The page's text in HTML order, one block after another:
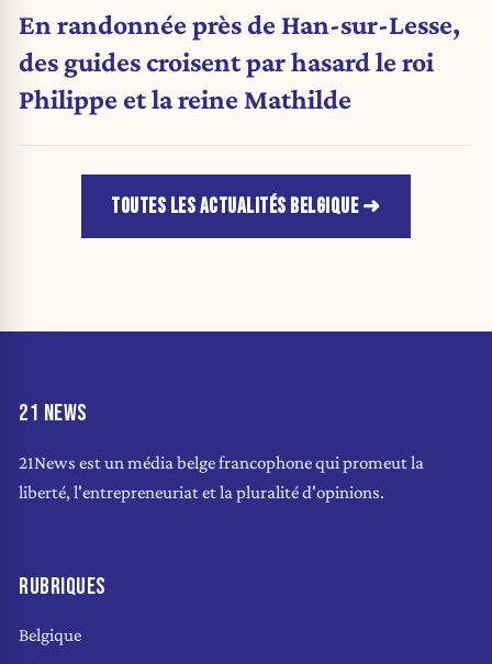
En randonnée près de Han-sur-Lesse,
des guides croisent par hasard le roi
Philippe et la reine Mathilde
TOUTES LES ACTUALITÉS BELGIQUE
21 NEWS
21News est un média belge francophone qui promeut la
liberté, l'entrepreneuriat et la pluralité d'opinions.
RUBRIQUES
Belgique